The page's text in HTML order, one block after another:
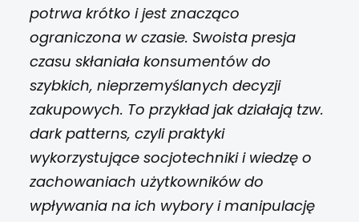
potrwa krótko i jest znacząco
ograniczona w czasie. Swoista presja
czasu skłaniała konsumentów do
szybkich, nieprzemyślanych decyzji
zakupowych. To przykład jak działają tzw.
dark patterns, czyli praktyki
wykorzystujące socjotechniki i wiedzę o
zachowaniach użytkowników do
wpływania na ich wybory i manipulację